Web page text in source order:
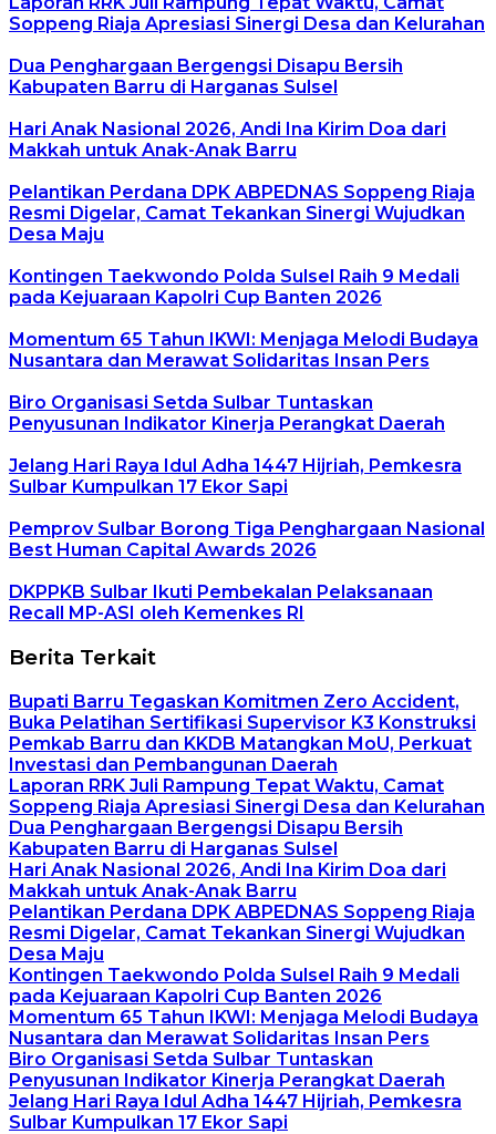
Soppeng Riaja Apresiasi Sinergi Desa dan Kelurahan
Dua Penghargaan Bergengsi Disapu Bersih
Kabupaten Barru di Harganas Sulsel
Hari Anak Nasional 2026, Andi Ina Kirim Doa dari
Makkah untuk Anak-Anak Barru
Pelantikan Perdana DPK ABPEDNAS Soppeng Riaja
Resmi Digelar, Camat Tekankan Sinergi Wujudkan
Desa Maju
Kontingen Taekwondo Polda Sulsel Raih 9 Medali
pada Kejuaraan Kapolri Cup Banten 2026
Momentum 65 Tahun IKWI: Menjaga Melodi Budaya
Nusantara dan Merawat Solidaritas Insan Pers
Biro Organisasi Setda Sulbar Tuntaskan
Penyusunan Indikator Kinerja Perangkat Daerah
Jelang Hari Raya Idul Adha 1447 Hijriah, Pemkesra
Sulbar Kumpulkan 17 Ekor Sapi
Pemprov Sulbar Borong Tiga Penghargaan Nasional
Best Human Capital Awards 2026
DKPPKB Sulbar Ikuti Pembekalan Pelaksanaan
Recall MP-ASI oleh Kemenkes RI
Berita Terkait
Bupati Barru Tegaskan Komitmen Zero Accident,
Buka Pelatihan Sertifikasi Supervisor K3 Konstruksi
Pemkab Barru dan KKDB Matangkan MoU, Perkuat
Investasi dan Pembangunan Daerah
Laporan RRK Juli Rampung Tepat Waktu, Camat
Soppeng Riaja Apresiasi Sinergi Desa dan Kelurahan
Dua Penghargaan Bergengsi Disapu Bersih
Kabupaten Barru di Harganas Sulsel
Hari Anak Nasional 2026, Andi Ina Kirim Doa dari
Makkah untuk Anak-Anak Barru
Pelantikan Perdana DPK ABPEDNAS Soppeng Riaja
Resmi Digelar, Camat Tekankan Sinergi Wujudkan
Desa Maju
Kontingen Taekwondo Polda Sulsel Raih 9 Medali
pada Kejuaraan Kapolri Cup Banten 2026
Momentum 65 Tahun IKWI: Menjaga Melodi Budaya
Nusantara dan Merawat Solidaritas Insan Pers
Biro Organisasi Setda Sulbar Tuntaskan
Penyusunan Indikator Kinerja Perangkat Daerah
Jelang Hari Raya Idul Adha 1447 Hijriah, Pemkesra
Sulbar Kumpulkan 17 Ekor Sapi